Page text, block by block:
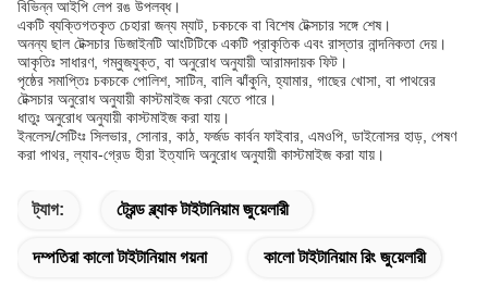
বিভিন্ন আইপি লেপ রঙ উপলব্ধ।
একটি ব্যক্তিগতকৃত চেহারা জন্য ম্যাট, চকচকে বা বিশেষ টেক্সচার সঙ্গে শেষ।
অনন্য ছাল টেক্সচার ডিজাইনটি আংটিটিকে একটি প্রাকৃতিক এবং রাস্তার নান্দনিকতা দেয়।
আকৃতিঃ সাধারণ, গম্বুজযুক্ত, বা অনুরোধ অনুযায়ী আরামদায়ক ফিট।
পৃষ্ঠের সমাপ্তিঃ চকচকে পোলিশ, সাটিন, বালি ঝাঁকুনি, হ্যামার, গাছের খোসা, বা পাথরের
টেক্সচার অনুরোধ অনুযায়ী কাস্টমাইজ করা যেতে পারে।
ধাতুঃ অনুরোধ অনুযায়ী কাস্টমাইজ করা যায়।
ইনলেস/সেটিংঃ সিলভার, সোনার, কাঠ, ফর্জড কার্বন ফাইবার, এমওপি, ডাইনোসর হাড়, পেষণ
করা পাথর, ল্যাব-গ্রেড হীরা ইত্যাদি অনুরোধ অনুযায়ী কাস্টমাইজ করা যায়।
ট্যাগ: ট্রেন্ড ব্ল্যাক টাইটানিয়াম জুয়েলারী
দম্পতিরা কালো টাইটানিয়াম গয়না কালো টাইটানিয়াম রিং জুয়েলারী